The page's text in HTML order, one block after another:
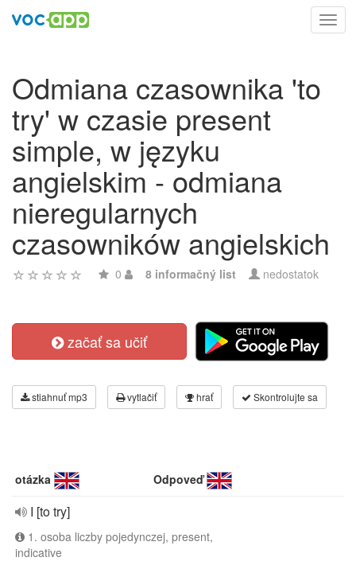
Odmiana czasownika 'to
try' w czasie present
simple, w języku
angielskim - odmiana
nieregularnych
czasowników angielskich
0 8 informačný list nedostatok
začať sa učiť
stiahnuť mp3 vytlačiť hrať Skontrolujte sa
otázka Odpoveď
I [to try]
1. osoba liczby pojedynczej, present,
indicative